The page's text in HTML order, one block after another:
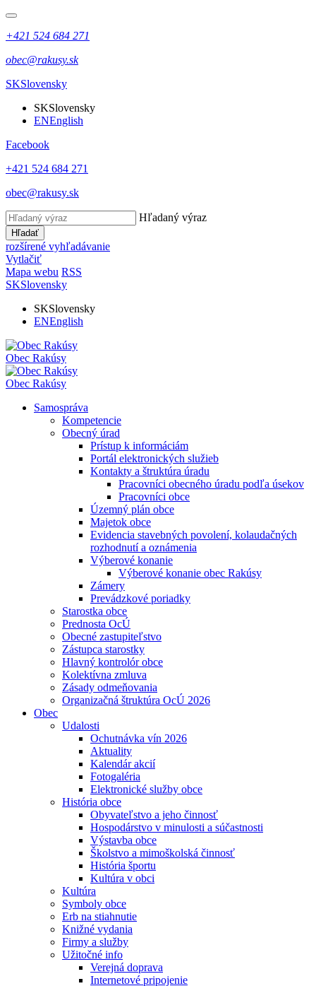
+421 524 684 271
obec@rakusy.sk
SKSlovensky
SKSlovensky
ENEnglish
Facebook
+421 524 684 271
obec@rakusy.sk
Hľadaný výraz
Hľadať
rozšírené vyhľadávanie
Vytlačiť
Mapa webu RSS
SKSlovensky
SKSlovensky
ENEnglish
Obec Rakúsy
Obec Rakúsy
Samospráva
Kompetencie
Obecný úrad
Prístup k informáciám
Portál elektronických služieb
Kontakty a štruktúra úradu
Pracovníci obecného úradu podľa úsekov
Pracovníci obce
Územný plán obce
Majetok obce
Evidencia stavebných povolení, kolaudačných
rozhodnutí a oznámenia
Výberové konanie
Výberové konanie obec Rakúsy
Zámery
Prevádzkové poriadky
Starostka obce
Prednosta OcÚ
Obecné zastupiteľstvo
Zástupca starostky
Hlavný kontrolór obce
Kolektívna zmluva
Zásady odmeňovania
Organizačná štruktúra OcÚ 2026
Obec
Udalosti
Ochutnávka vín 2026
Aktuality
Kalendár akcií
Fotogaléria
Elektronické služby obce
História obce
Obyvateľstvo a jeho činnosť
Hospodárstvo v minulosti a súčastnosti
Výstavba obce
Školstvo a mimoškolská činnosť
História športu
Kultúra v obci
Kultúra
Symboly obce
Erb na stiahnutie
Knižné vydania
Firmy a služby
Užitočné info
Verejná doprava
Internetové pripojenie